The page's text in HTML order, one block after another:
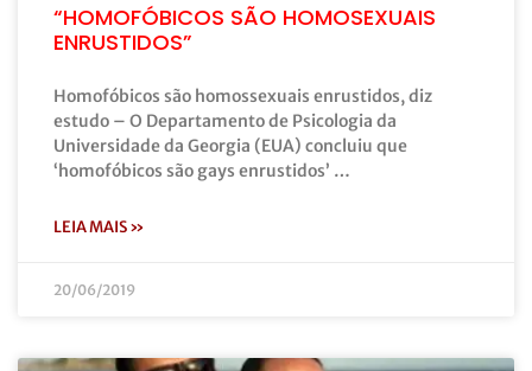
“HOMOFÓBICOS SÃO HOMOSEXUAIS
ENRUSTIDOS”
Homofóbicos são homossexuais enrustidos, diz
estudo – O Departamento de Psicologia da
Universidade da Georgia (EUA) concluiu que
‘homofóbicos são gays enrustidos’ …
LEIA MAIS »
20/06/2019